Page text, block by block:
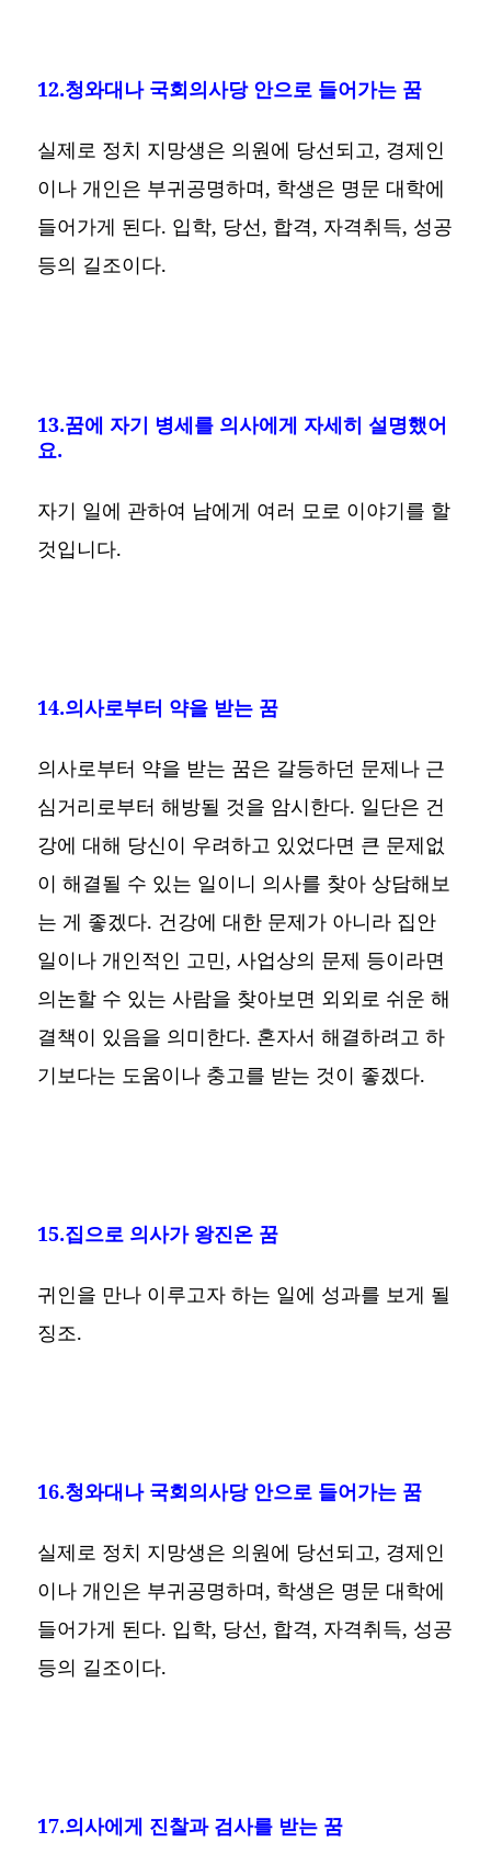
12.청와대나 국회의사당 안으로 들어가는 꿈
실제로 정치 지망생은 의원에 당선되고, 경제인
이나 개인은 부귀공명하며, 학생은 명문 대학에
들어가게 된다. 입학, 당선, 합격, 자격취득, 성공
등의 길조이다.
13.꿈에 자기 병세를 의사에게 자세히 설명했어
요.
자기 일에 관하여 남에게 여러 모로 이야기를 할
것입니다.
14.의사로부터 약을 받는 꿈
의사로부터 약을 받는 꿈은 갈등하던 문제나 근
심거리로부터 해방될 것을 암시한다. 일단은 건
강에 대해 당신이 우려하고 있었다면 큰 문제없
이 해결될 수 있는 일이니 의사를 찾아 상담해보
는 게 좋겠다. 건강에 대한 문제가 아니라 집안
일이나 개인적인 고민, 사업상의 문제 등이라면
의논할 수 있는 사람을 찾아보면 외외로 쉬운 해
결책이 있음을 의미한다. 혼자서 해결하려고 하
기보다는 도움이나 충고를 받는 것이 좋겠다.
15.집으로 의사가 왕진온 꿈
귀인을 만나 이루고자 하는 일에 성과를 보게 될
징조.
16.청와대나 국회의사당 안으로 들어가는 꿈
실제로 정치 지망생은 의원에 당선되고, 경제인
이나 개인은 부귀공명하며, 학생은 명문 대학에
들어가게 된다. 입학, 당선, 합격, 자격취득, 성공
등의 길조이다.
17.의사에게 진찰과 검사를 받는 꿈